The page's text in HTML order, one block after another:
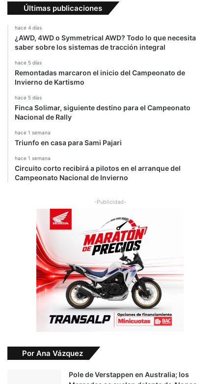
Últimas publicaciones
hace 4 días
¿AWD, 4WD o Symmetrical AWD? Todo lo que necesita
saber sobre los sistemas de tracción integral
hace 5 días
Remontadas marcaron el inicio del Campeonato de
Invierno de Kartismo
hace 5 días
Finca Solimar, siguiente destino para el Campeonato
Nacional de Rally
hace 1 semana
Triunfo en casa para Sami Pajari
hace 1 semana
Circuito corto recibirá a pilotos en el arranque del
Campeonato Nacional de Invierno
-Publicidad-
Por Ana Vázquez
Pole de Verstappen en Australia; los